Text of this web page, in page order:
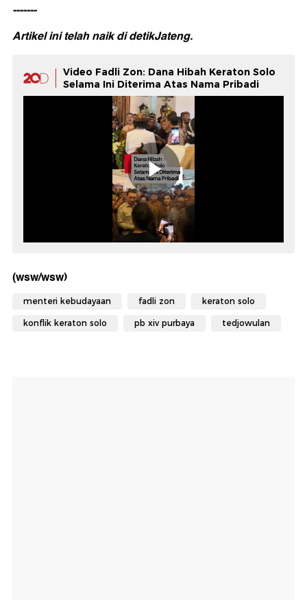
-------
Artikel ini telah naik didetikJateng.
Video Fadli Zon: Dana Hibah Keraton Solo
Selama Ini Diterima Atas Nama Pribadi
(wsw/wsw)
menteri kebudayaan fadli zon keraton solo
konflik keraton solo pb xiv purbaya tedjowulan